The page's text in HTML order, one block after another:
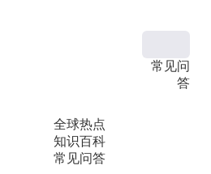
全球热点
知识百科
常见问答
常见问
答